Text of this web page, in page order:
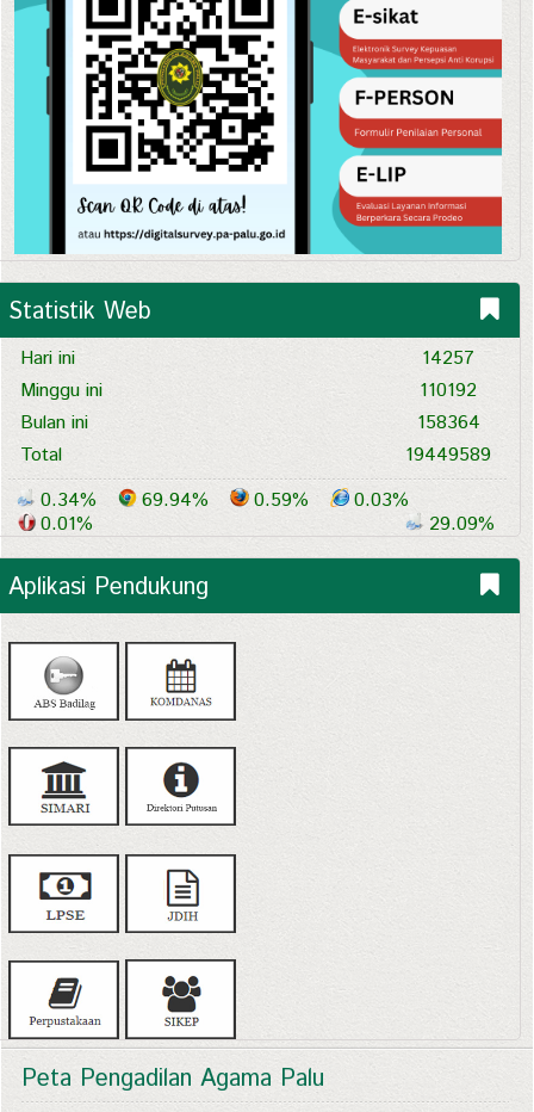
Statistik Web
Hari ini
Minggu ini
Bulan ini
Total
14257
110192
158364
19449589
0.34%
69.94% 0.59%
0.03%
0.01%
29.09%
Aplikasi Pendukung
Peta Pengadilan Agama Palu